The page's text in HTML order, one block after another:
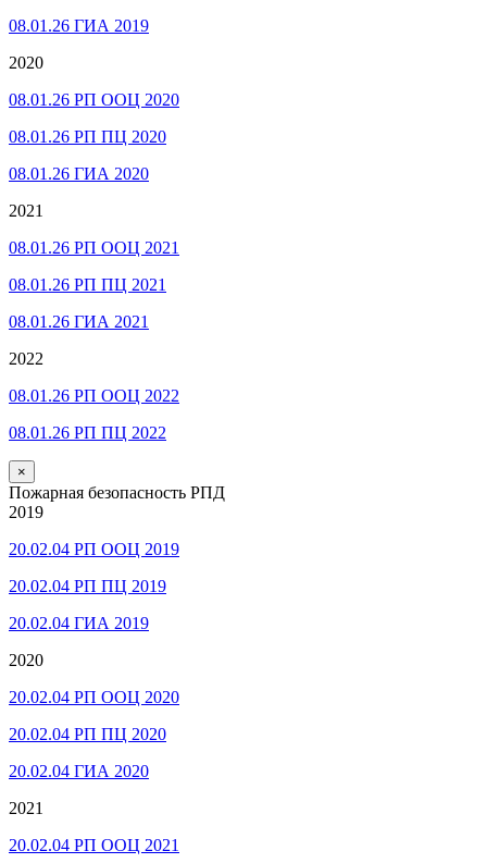
08.01.26 ГИА 2019
2020
08.01.26 РП ООЦ 2020
08.01.26 РП ПЦ 2020
08.01.26 ГИА 2020
2021
08.01.26 РП ООЦ 2021
08.01.26 РП ПЦ 2021
08.01.26 ГИА 2021
2022
08.01.26 РП ООЦ 2022
08.01.26 РП ПЦ 2022
×
Пожарная безопасность РПД
2019
20.02.04 РП ООЦ 2019
20.02.04 РП ПЦ 2019
20.02.04 ГИА 2019
2020
20.02.04 РП ООЦ 2020
20.02.04 РП ПЦ 2020
20.02.04 ГИА 2020
2021
20.02.04 РП ООЦ 2021